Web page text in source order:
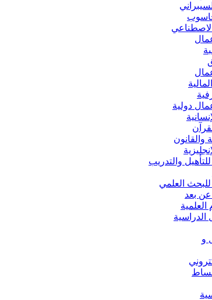
الاصطناعي
دولية
والقانون
والتدريب
العلمي
عن بعد
العلمية
الدراسية
و